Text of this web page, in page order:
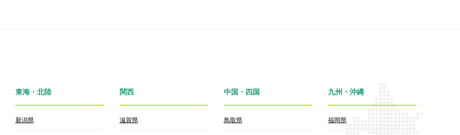
東海・北陸
新潟県
関西
滋賀県
中国・四国
鳥取県
九州・沖縄
福岡県